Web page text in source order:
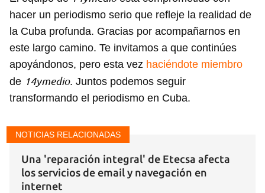
Para poder guardar como favorito, primero has de
iniciar sesión con tu cuenta de 14ymedio.
INICIAR SESIÓN
hacer un periodismo serio que refleje la realidad de
la Cuba profunda. Gracias por acompañarnos en
este largo camino. Te invitamos a que continúes
apoyándonos, pero esta vez haciéndote miembro
de 14ymedio. Juntos podemos seguir
transformando el periodismo en Cuba.
NOTICIAS RELACIONADAS
Una 'reparación integral' de Etecsa afecta
los servicios de email y navegación en
internet